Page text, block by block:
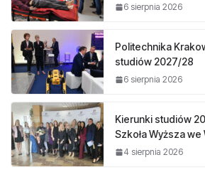
6 sierpnia 2026
Politechnika
studiów 2027/28
6 sierpnia 2026
Kierunki studiów
Szkoła Wyższa we
4 sierpnia 2026